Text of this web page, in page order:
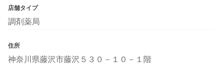
店舗タイプ
調剤薬局
住所
神奈川県藤沢市藤沢５３０－１０－１階